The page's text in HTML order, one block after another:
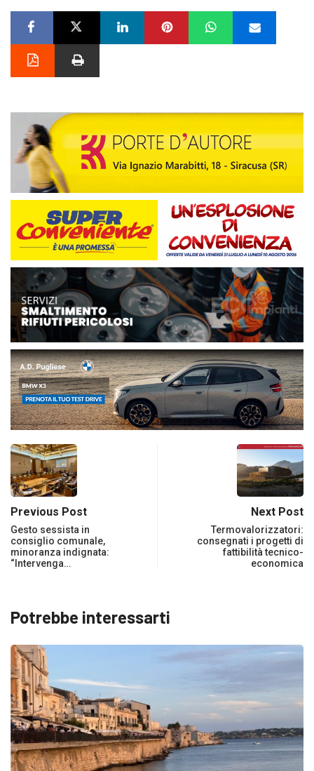
Previous Post
Gesto sessista in
consiglio comunale,
minoranza indignata:
“Intervenga…
Next Post
Termovalorizzatori:
consegnati i progetti di
fattibilità tecnico-
economica
Potrebbe interessarti